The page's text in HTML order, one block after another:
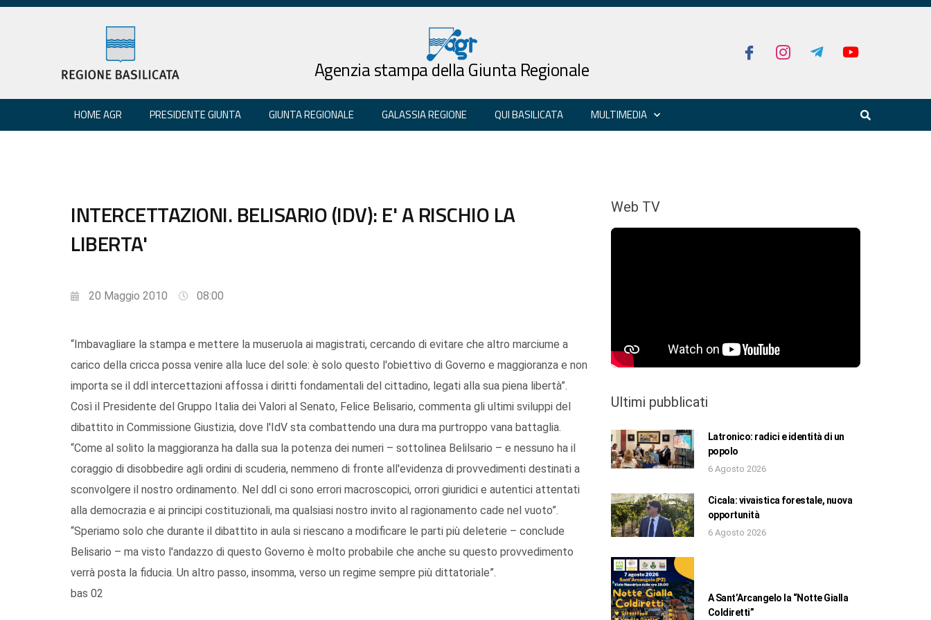
Agenzia stampa della Giunta Regionale
HOME AGR PRESIDENTE GIUNTA GIUNTA REGIONALE GALASSIA REGIONE QUI BASILICATA MULTIMEDIA
INTERCETTAZIONI. BELISARIO (IDV): E' A RISCHIO LA
LIBERTA'
20 Maggio 2010 08:00
“Imbavagliare la stampa e mettere la museruola ai magistrati, cercando di evitare che altro marciume a
carico della cricca possa venire alla luce del sole: è solo questo l'obiettivo di Governo e maggioranza e non
importa se il ddl intercettazioni affossa i diritti fondamentali del cittadino, legati alla sua piena libertà”.
Così il Presidente del Gruppo Italia dei Valori al Senato, Felice Belisario, commenta gli ultimi sviluppi del
dibattito in Commissione Giustizia, dove l'IdV sta combattendo una dura ma purtroppo vana battaglia.
“Come al solito la maggioranza ha dalla sua la potenza dei numeri – sottolinea Belilsario – e nessuno ha il
coraggio di disobbedire agli ordini di scuderia, nemmeno di fronte all'evidenza di provvedimenti destinati a
sconvolgere il nostro ordinamento. Nel ddl ci sono errori macroscopici, orrori giuridici e autentici attentati
alla democrazia e ai principi costituzionali, ma qualsiasi nostro invito al ragionamento cade nel vuoto”.
“Speriamo solo che durante il dibattito in aula si riescano a modificare le parti più deleterie – conclude
Belisario – ma visto l'andazzo di questo Governo è molto probabile che anche su questo provvedimento
verrà posta la fiducia. Un altro passo, insomma, verso un regime sempre più dittatoriale”.
bas 02
Web TV
Ultimi pubblicati
Latronico: radici e identità di un
popolo
6 Agosto 2026
Cicala: vivaistica forestale, nuova
opportunità
6 Agosto 2026
A Sant’Arcangelo la “Notte Gialla
Coldiretti”